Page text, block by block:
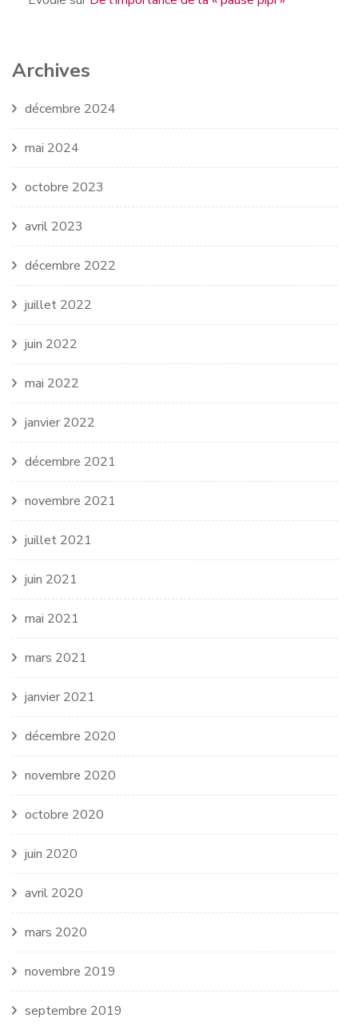
Archives
décembre 2024
mai 2024
octobre 2023
avril 2023
décembre 2022
juillet 2022
juin 2022
mai 2022
janvier 2022
décembre 2021
novembre 2021
juillet 2021
juin 2021
mai 2021
mars 2021
janvier 2021
décembre 2020
novembre 2020
octobre 2020
juin 2020
avril 2020
mars 2020
novembre 2019
septembre 2019